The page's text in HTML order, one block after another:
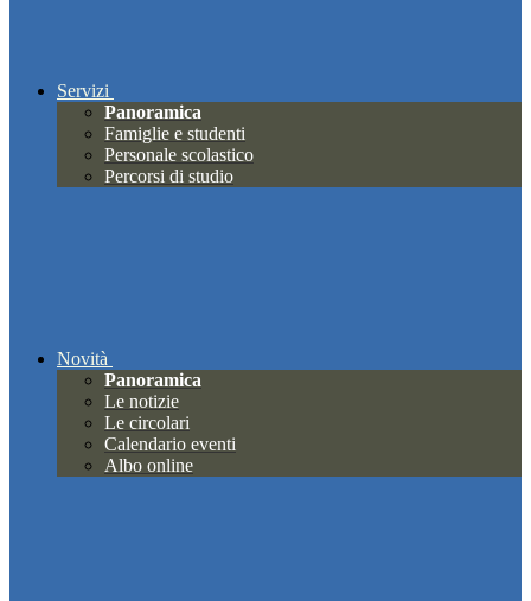
Servizi
Panoramica
Famiglie e studenti
Personale scolastico
Percorsi di studio
Novità
Panoramica
Le notizie
Le circolari
Calendario eventi
Albo online